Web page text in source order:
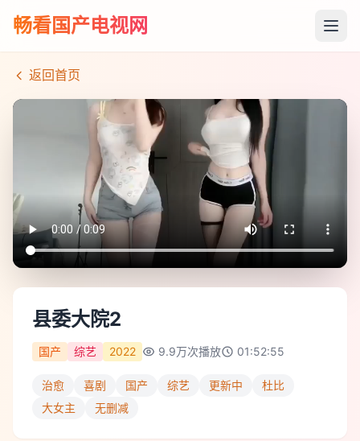
畅看国产电视网
返回首页
县委大院2
国产 综艺 2022 9.9万次播放 01:52:55
治愈 喜剧 国产 综艺 更新中
杜比
大女主
无删减